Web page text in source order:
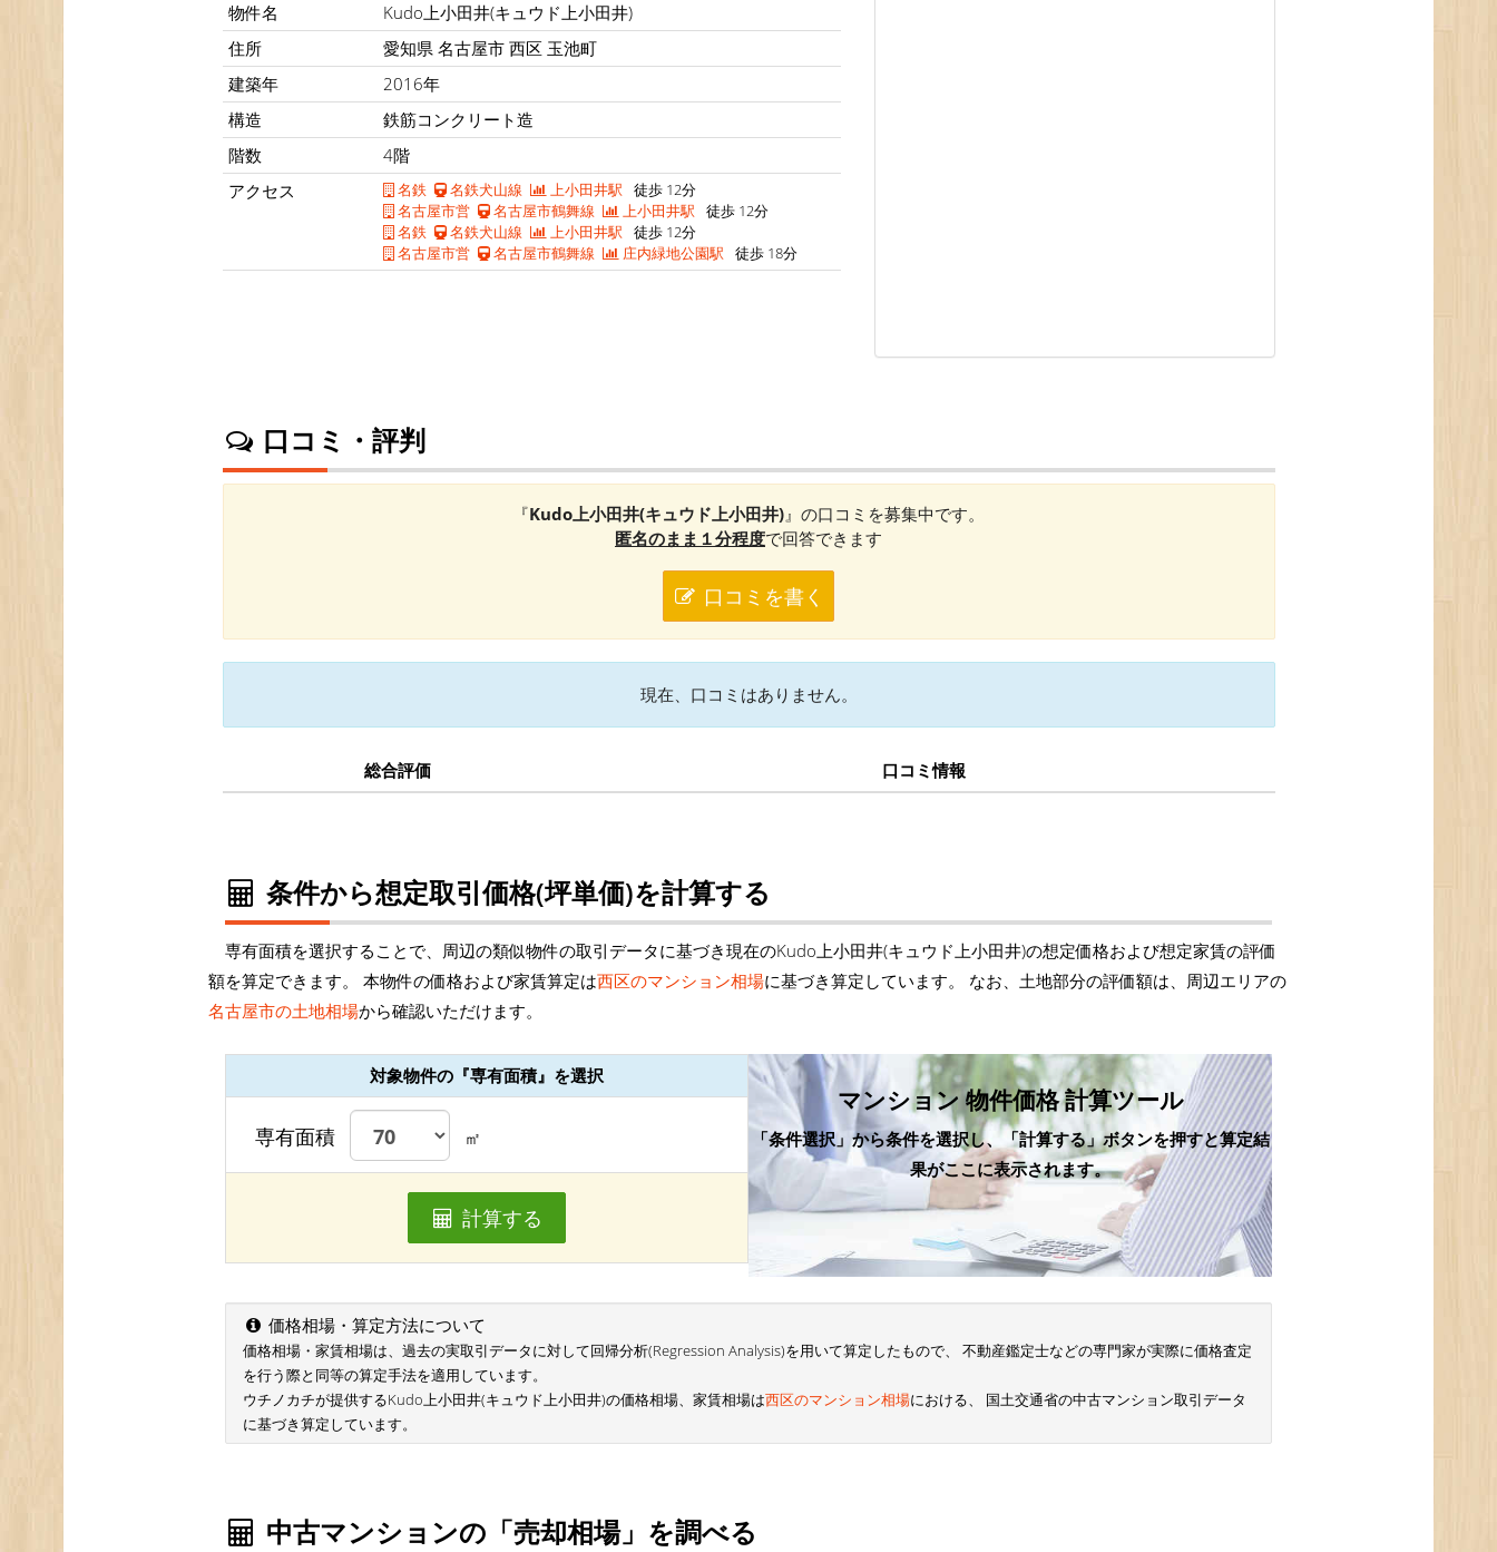
物件名
Kudo上小田井(キュウド上小田井)
住所
愛知県 名古屋市 西区 玉池町
建築年
2016年
構造
鉄筋コンクリート造
階数
4階
アクセス
名鉄 名鉄犬山線 上小田井駅 徒歩 12分
名古屋市営
名古屋市鶴舞線 上小田井駅 徒歩 12分
名鉄
名鉄犬山線 上小田井駅 徒歩 12分
名古屋市営
名古屋市鶴舞線 庄内緑地公園駅 徒歩 18分
口コミ・評判
『Kudo上小田井(キュウド上小田井) 』の口コミを募集中です。
匿名のまま１分程度で回答できます
口コミを書く
現在、口コミはありません。
総合評価 口コミ情報
条件から想定取引価格(坪単価)を計算する
専有面積を選択することで、周辺の類似物件の取引データに基づき現在のKudo上小田井(キュウド上小田井)の想定価格および想定家賃の評価
額を算定できます。 本物件の価格および家賃算定は西区のマンション相場に基づき算定しています。 なお、土地部分の評価額は、周辺エリアの
名古屋市の土地相場から確認いただけます。
対象物件の『専有面積』を選択
専有面積 ㎡
計算する
マンション 物件価格 計算ツール
「条件選択」から条件を選択し、「計算する」ボタンを押すと算定結
果がここに表示されます。
価格相場・算定方法について
価格相場・家賃相場は、過去の実取引データに対して回帰分析(Regression Analysis)を用いて算定したもので、 不動産鑑定士などの専門家が実際に価格査定
を行う際と同等の算定手法を適用しています。
ウチノカチが提供するKudo上小田井(キュウド上小田井)の価格相場、家賃相場は西区のマンション相場における、 国土交通省の中古マンション取引データ
に基づき算定しています。
中古マンションの「売却相場」を調べる